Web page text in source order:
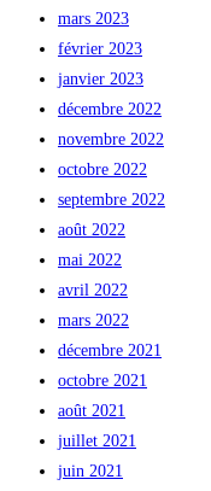
mars 2023
février 2023
janvier 2023
décembre 2022
novembre 2022
octobre 2022
septembre 2022
août 2022
mai 2022
avril 2022
mars 2022
décembre 2021
octobre 2021
août 2021
juillet 2021
juin 2021